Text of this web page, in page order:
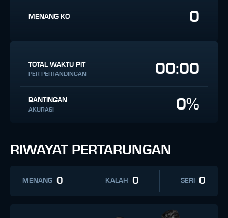
MENANG KO 0
TOTAL WAKTU PIT
PER PERTANDINGAN 00:00
BANTINGAN
AKURASI 0%
RIWAYAT PERTARUNGAN
MENANG 0 KALAH 0 SERI 0